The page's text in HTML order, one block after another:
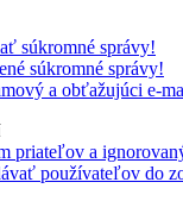
súkromné správy!
súkromné správy!
a obťažujúci e-
priateľov a
používateľov do